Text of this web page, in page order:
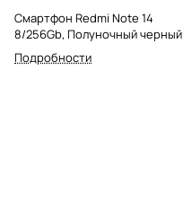
Смартфон Redmi Note 14
8/256Gb, Полуночный черный
Подробности